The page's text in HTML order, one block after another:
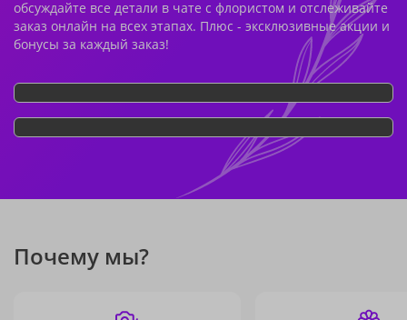
обсуждайте все детали в чате с флористом и отслеживайте
заказ онлайн на всех этапах. Плюс - эксклюзивные акции и
бонусы за каждый заказ!
Почему мы?